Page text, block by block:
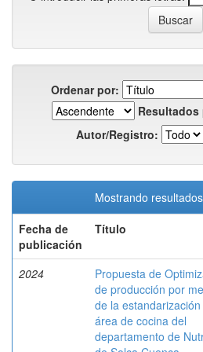
Ordenar por:
Autor/Registro:
Mostrando
Fecha de
publicación
Título
2024
Propuesta de
de producción por
de la
área de cocina del
departamento de